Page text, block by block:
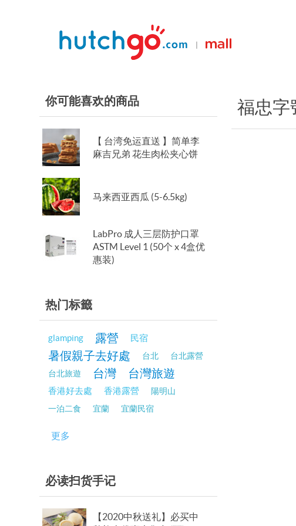
福忠字
你可能喜欢的商品
【 台湾免运直送 】简单李
麻吉兄弟 花生肉松夹心饼
马来西亚西瓜 (5-6.5kg)
LabPro 成人三层防护口罩
ASTM Level 1 (50个 x 4盒优
惠装)
热门标籤
glamping 露營 民宿
暑假親子去好處 台北
台北露營
台北旅遊
台灣 台灣旅遊
香港好去處 香港露營
陽明山
一泊二食
宜蘭 宜蘭民宿
更多
必读扫货手记
【2020中秋送礼】必买中